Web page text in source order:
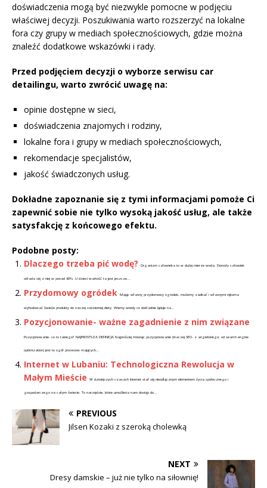
doświadczenia mogą być niezwykle pomocne w podjęciu
właściwej decyzji. Poszukiwania warto rozszerzyć na lokalne
fora czy grupy w mediach społecznościowych, gdzie można
znaleźć dodatkowe wskazówki i rady.
Przed podjęciem decyzji o wyborze serwisu car
detailingu, warto zwrócić uwagę na:
opinie dostępne w sieci,
doświadczenia znajomych i rodziny,
lokalne fora i grupy w mediach społecznościowych,
rekomendacje specjalistów,
jakość świadczonych usług.
Dokładne zapoznanie się z tymi informacjami pomoże Ci
zapewnić sobie nie tylko wysoką jakość usług, ale także
satysfakcję z końcowego efektu.
Podobne posty:
Dlaczego trzeba pić wodę?
Organizm człowieka to w dużej mierze woda. Dorosły człowiek
składa się z niej w ponad 60%. U dzieci wartość ta jest jeszcze...
Przydomowy ogródek Mając własny przydomowy ogródek, możemy zadbać i własnymi rękoma
wyhodować świeże produkty do naszej codziennej diety. Wiemy wtedy co dokładnie ląduje na...
Pozycjonowanie- ważne zagadnienie z nim związane
Pozycjonowanie- co to takiego? NAJPROSTSZA DEFINICJA Najprościej mówiąc pozycjonowanie (inaczej SEO- z angielskiego; od search engine
optimization) jest to ogół procesów mających...
Internet w Lubaniu: Technologiczna Rewolucja w
Małym Mieście
W dzisiejszych czasach Internet stał się nieodłącznym elementem życia społecznego i
gospodarczego na całym świecie. To narzędzie, które umożliwia nam dostęp do...
PREVIOUS
Jilsen Kozaki z szeroką cholewką
NEXT
Dresy damskie – już nie tylko na siłownię!